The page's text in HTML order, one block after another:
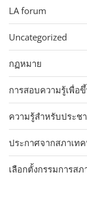
LA forum
Uncategorized
กฏหมาย
การสอบความรู้เพื่อ
ความรู้สำหรับประช
ประกาศจากสภาเท
เลือกตั้งกรรมการส